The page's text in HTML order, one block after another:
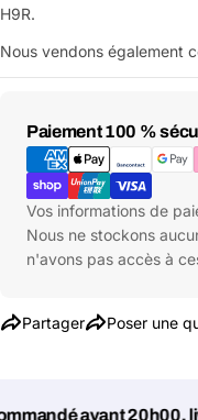
H9R.
Nous vendons également
Paiement 100 %
Moyens
de
paiement
Vos informations de
Nous ne stockons
n'avons pas accès à
Partager Poser une
avant 20h00,